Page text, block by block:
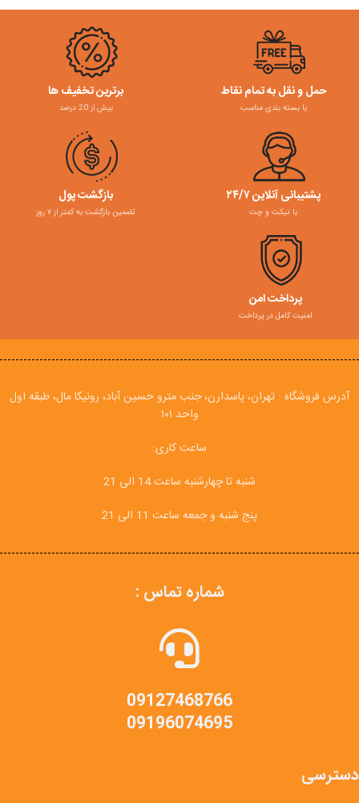
حمل و نقل به تمام نقاط
با بسته بندی مناسب
برترین تخفیف ها
بیش از 20 درصد
پشتیبانی آنلاین ۲۴/۷
با تیکت و چت
بازگشت پول
تضمین بازگشت به کمتر از ۷ روز
پرداخت امن
امنیت کامل در پرداخت
آدرس فروشگاه : تهران، پاسدارن، جنب مترو حسین آباد، رونیکا مال، طبقه اول
واحد ۱۰۱
ساعت کاری:
شنبه تا چهارشنبه ساعت 14 الی 21
پنج شنبه و جمعه ساعت 11 الی 21
شماره تماس :
09127468766
09196074695
دسترسی